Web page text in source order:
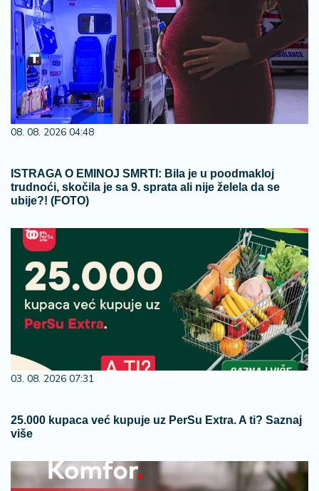
08. 08. 2026 04:48
ISTRAGA O EMINOJ SMRTI: Bila je u poodmakloj
trudnoći, skočila je sa 9. sprata ali nije želela da se
ubije?! (FOTO)
03. 08. 2026 07:31
25.000 kupaca već kupuje uz PerSu Extra. A ti? Saznaj
više